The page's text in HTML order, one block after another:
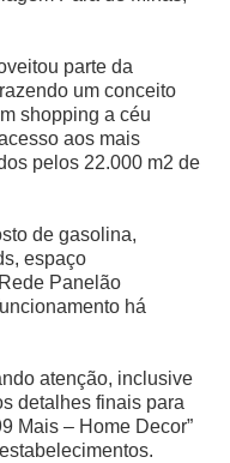
parte da
um conceito
shopping a céu
aos mais
pelos 22.000 m2 de
de gasolina,
espaço
Panelão
há
atenção, inclusive
detalhes finais para
Mais – Home Decor”